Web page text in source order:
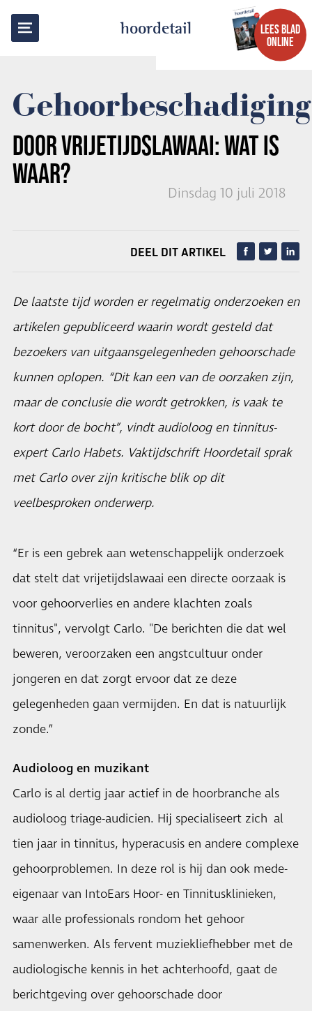
hoordetail
LEES BLAD
ONLINE
Gehoorbeschadiging
DOOR VRIJETIJDSLAWAAI:WAT IS
WAAR?
Dinsdag 10 juli 2018
TERUG NAAR OVERZICHT
DEEL DIT ARTIKEL
De laatste tijd worden er regelmatig onderzoeken en
artikelen gepubliceerd waarin wordt gesteld dat
bezoekers van uitgaansgelegenheden gehoorschade
kunnen oplopen. “Dit kan een van de oorzaken zijn,
maar de conclusie die wordt getrokken, is vaak te
kort door de bocht”, vindt audioloog en tinnitus-
expert Carlo Habets. Vaktijdschrift Hoordetail sprak
met Carlo over zijn kritische blik op dit
veelbesproken onderwerp.
“Er is een gebrek aan wetenschappelijk onderzoek
dat stelt dat vrijetijdslawaai een directe oorzaak is
voor gehoorverlies en andere klachten zoals
tinnitus", vervolgt Carlo. "De berichten die dat wel
beweren, veroorzaken een angstcultuur onder
jongeren en dat zorgt ervoor dat ze deze
gelegenheden gaan vermijden. En dat is natuurlijk
zonde.”
Audioloog en muzikant
Carlo is al dertig jaar actief in de hoorbranche als
audioloog triage-audicien. Hij specialiseert zich al
tien jaar in tinnitus, hyperacusis en andere complexe
gehoorproblemen. In deze rol is hij dan ook mede-
eigenaar van IntoEars Hoor- en Tinnitusklinieken,
waar alle professionals rondom het gehoor
samenwerken. Als fervent muziekliefhebber met de
audiologische kennis in het achterhoofd, gaat de
berichtgeving over gehoorschade door